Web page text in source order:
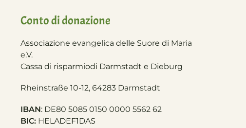
Conto di donazione
Associazione evangelica delle Suore di Maria
e.V.
Cassa di risparmiodi Darmstadt e Dieburg
Rheinstraße 10-12, 64283 Darmstadt
IBAN: DE80 5085 0150 0000 5562 62
BIC: HELADEF1DAS